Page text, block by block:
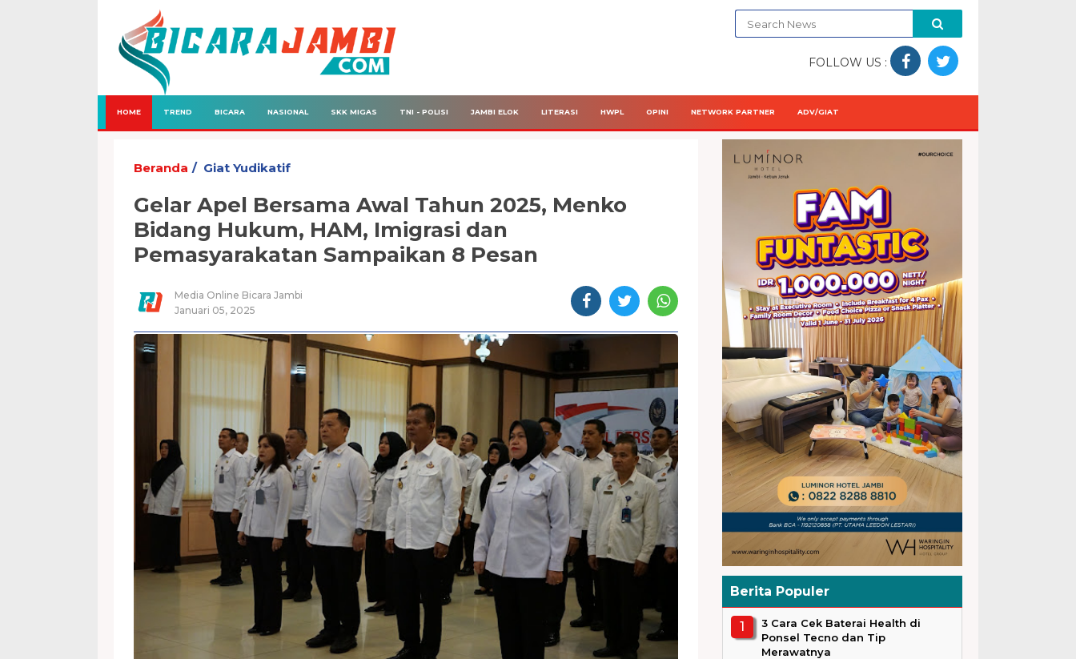
FOLLOW US :
HOME TREND BICARA NASIONAL SKK MIGAS TNI - POLISI JAMBI ELOK LITERASI HWPL OPINI NETWORK PARTNER ADV/GIAT
Beranda Giat Yudikatif
Gelar Apel Bersama Awal Tahun 2025, Menko
Bidang Hukum, HAM, Imigrasi dan
Pemasyarakatan Sampaikan 8 Pesan
Media Online Bicara Jambi
Januari 05, 2025
Berita Populer
3 Cara Cek Baterai Health di
Ponsel Tecno dan Tip
Merawatnya